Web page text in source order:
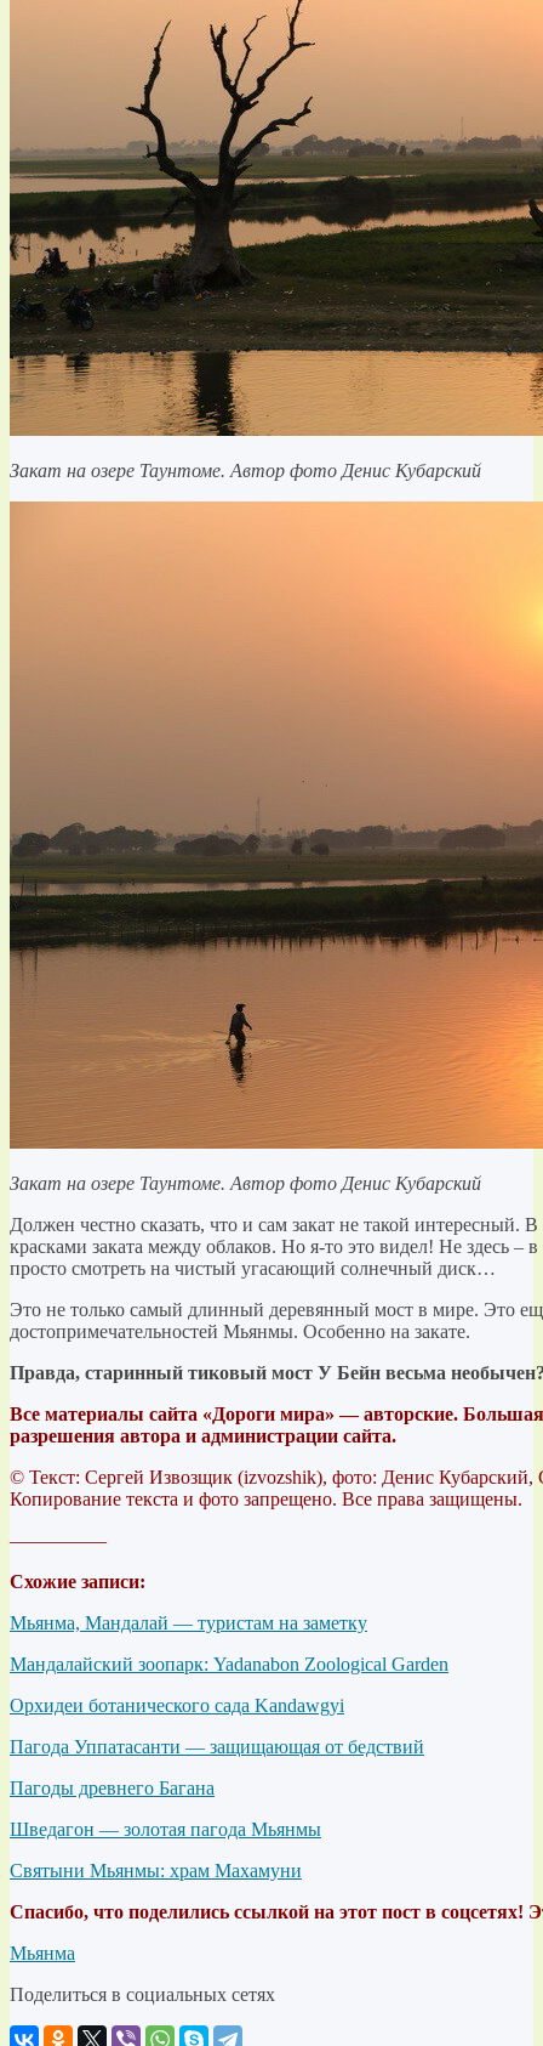
Закат на озере Таунтоме. Автор фото Денис Кубарский
Закат на озере Таунтоме. Автор фото Денис Кубарский
Должен честно сказать, что и сам закат не такой интересный.
красками заката между облаков. Но я-то это видел! Не здесь –
просто смотреть на чистый угасающий солнечный диск…
Это не только самый длинный деревянный мост в мире. Это
достопримечательностей Мьянмы. Особенно на закате.
Правда, старинный тиковый мост У Бейн весьма
Все материалы сайта «Дороги мира» — авторские. Большая
разрешения автора и администрации сайта.
© Текст: Сергей Извозщик (izvozshik), фото: Денис Кубарский,
Копирование текста и фото запрещено. Все права защищены.
—————
Схожие записи:
Мьянма, Мандалай — туристам на заметку
Мандалайский зоопарк: Yadanabon Zoological Garden
Орхидеи ботанического сада Kandawgyi
Пагода Уппатасанти — защищающая от бедствий
Пагоды древнего Багана
Шведагон — золотая пагода Мьянмы
Святыни Мьянмы: храм Махамуни
Спасибо, что поделились ссылкой на этот пост в соцсетях!
Мьянма
Поделиться в социальных сетях